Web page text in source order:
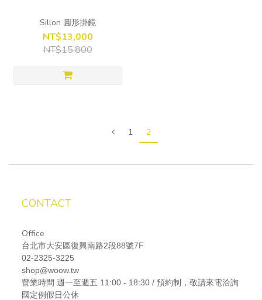
Sillon 圓形掛鏡
NT$13,000
NT$15,800
1 2
CONTACT
Office
台北市大安區復興南路2段88號7F
02-2325-3225
shop@woow.tw
營業時間 週一至週五 11:00 - 18:30 / 預約制，敬請來電洽詢
國定例假日公休